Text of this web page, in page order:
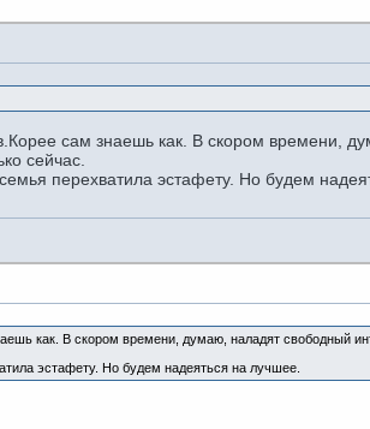
сам знаешь как. В скором времени,
сейчас.
перехватила эстафету. Но будем
как. В скором времени, думаю, наладят свободный
эстафету. Но будем надеяться на лучшее.